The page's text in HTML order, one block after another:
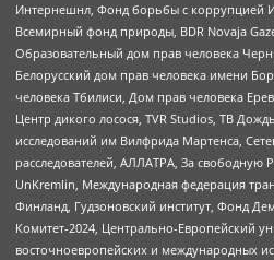
Интернешнл, Фонд борьбы с коррупцией
Всемирный фонд природы, BDR Novaja
Образовательный дом прав человека
Белорусский дом прав человека имени
человека Тбилиси, Дом прав человека
Центр дикого лосося, TVR Studios, ТВ
исследований им Вилфрида Мартенса,
расследователей, АЛЛАТРА, За свободную
UnKremlin, Международная федерация
Финланд, Гудзоновский институт, Фонд
Комитет-2024, Центрально-Европейский
восточноевропейских и международных